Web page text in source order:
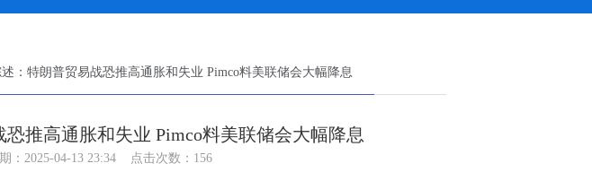
：特朗普贸易战恐推高通胀和失业 Pimco料美联储会大幅降息
推高通胀和失业 Pimco料美联储会大幅降息
：2025-04-13 23:34 点击次数：156